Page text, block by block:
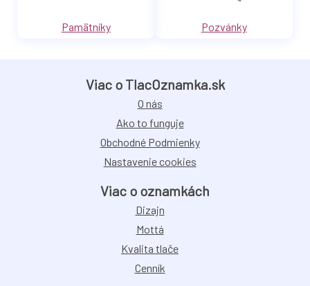
Pamätníky Pozvánky
Viac o TlacOznamka.sk
O nás
Ako to funguje
Obchodné Podmienky
Nastavenie cookies
Viac o oznamkách
Dizajn
Mottá
Kvalita tlače
Cenník